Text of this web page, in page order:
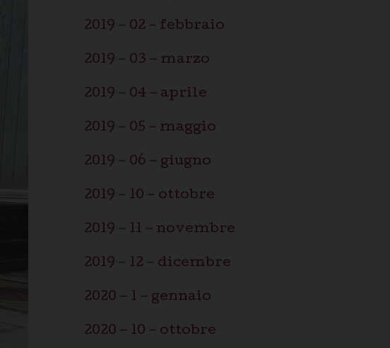
2019 – 02 – febbraio
2019 – 03 – marzo
2019 – 04 – aprile
2019 – 05 – maggio
2019 – 06 – giugno
2019 – 10 – ottobre
2019 – 11 – novembre
2019 – 12 – dicembre
2020 – 1 – gennaio
2020 – 10 – ottobre